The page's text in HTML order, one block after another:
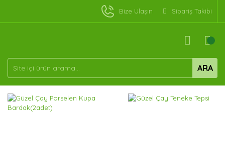
Bize Ulaşın Sipariş Takibi
ARA